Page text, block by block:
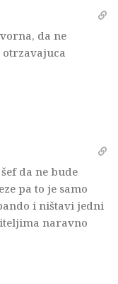
da ne
da ne bude
pa to je samo
i ništavi jedni
naravno